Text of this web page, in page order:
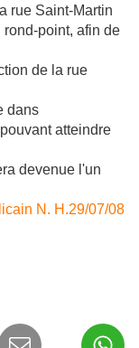
rue Saint-Martin
point, afin de
de la rue
dans
atteindre
devenue l'un
N. H.29/07/08